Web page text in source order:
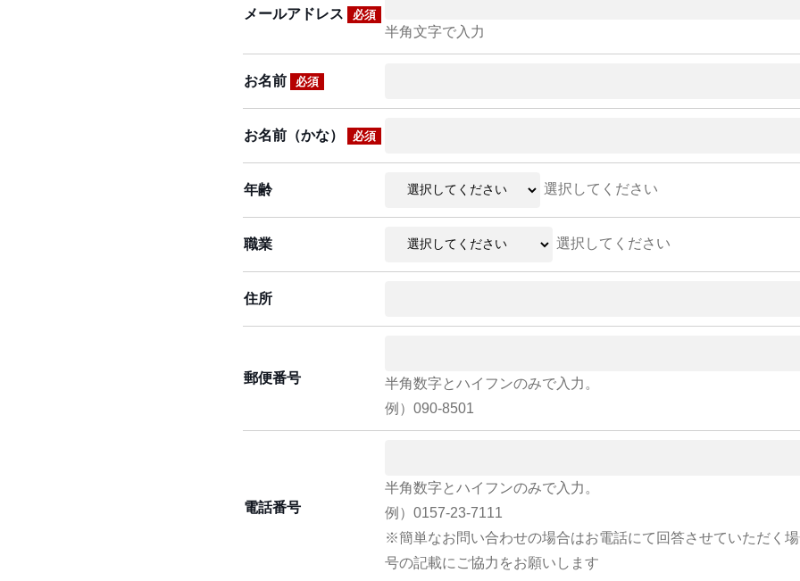
メールアドレス 必須
半角文字で入力
お名前 必須
お名前（かな） 必須
年齢 選択してください
職業 選択してください
住所
郵便番号
半角数字とハイフンのみで入力。
例）090-8501
電話番号
半角数字とハイフンのみで入力。
例）0157-23-7111
※簡単なお問い合わせの場合はお電話にて回答させていただく
号の記載にご協力をお願いします